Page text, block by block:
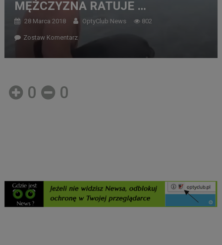
MĘŻCZYZNA RATUJE …
28 Marca 2018 OptyClub News 802
Zostaw Komentarz
0 0